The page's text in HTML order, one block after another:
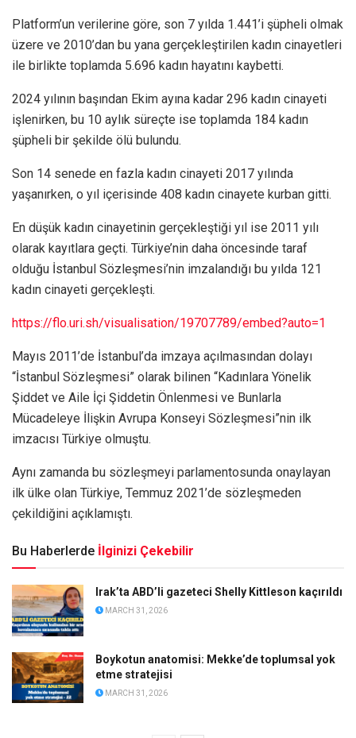
Platform’un verilerine göre, son 7 yılda 1.441’i şüpheli olmak
üzere ve 2010’dan bu yana gerçekleştirilen kadın cinayetleri
ile birlikte toplamda 5.696 kadın hayatını kaybetti.
2024 yılının başından Ekim ayına kadar 296 kadın cinayeti
işlenirken, bu 10 aylık süreçte ise toplamda 184 kadın
şüpheli bir şekilde ölü bulundu.
Son 14 senede en fazla kadın cinayeti 2017 yılında
yaşanırken, o yıl içerisinde 408 kadın cinayete kurban gitti.
En düşük kadın cinayetinin gerçekleştiği yıl ise 2011 yılı
olarak kayıtlara geçti. Türkiye’nin daha öncesinde taraf
olduğu İstanbul Sözleşmesi’nin imzalandığı bu yılda 121
kadın cinayeti gerçekleşti.
https://flo.uri.sh/visualisation/19707789/embed?auto=1
Mayıs 2011’de İstanbul’da imzaya açılmasından dolayı
“İstanbul Sözleşmesi” olarak bilinen “Kadınlara Yönelik
Şiddet ve Aile İçi Şiddetin Önlenmesi ve Bunlarla
Mücadeleye İlişkin Avrupa Konseyi Sözleşmesi”nin ilk
imzacısı Türkiye olmuştu.
Aynı zamanda bu sözleşmeyi parlamentosunda onaylayan
ilk ülke olan Türkiye, Temmuz 2021’de sözleşmeden
çekildiğini açıklamıştı.
Bu Haberlerde İlginizi Çekebilir
Irak’ta ABD’li gazeteci Shelly Kittleson kaçırıldı
MARCH 31, 2026
Boykotun anatomisi: Mekke’de toplumsal yok
etme stratejisi
MARCH 31, 2026